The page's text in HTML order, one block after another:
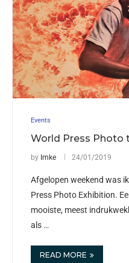
Events
World Press Photo
by Imke 24/01/2019
Afgelopen weekend was
Press Photo Exhibition.
mooiste, meest
als …
READ MORE